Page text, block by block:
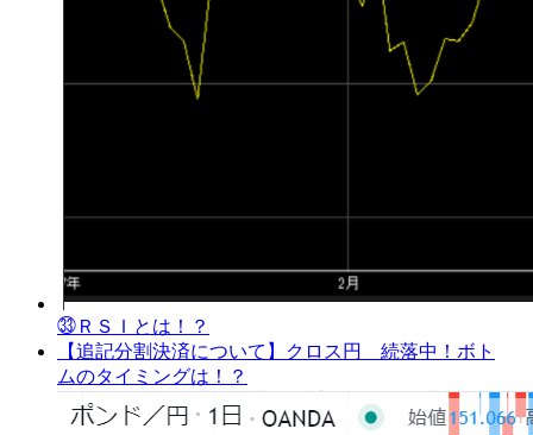
㉝ＲＳＩとは！？
【追記分割決済について】クロス円 続落中！ボト
ムのタイミングは！？